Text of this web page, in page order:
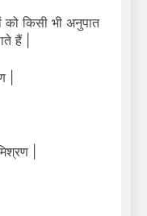
को किसी भी अनुपात
हैं |
|
|